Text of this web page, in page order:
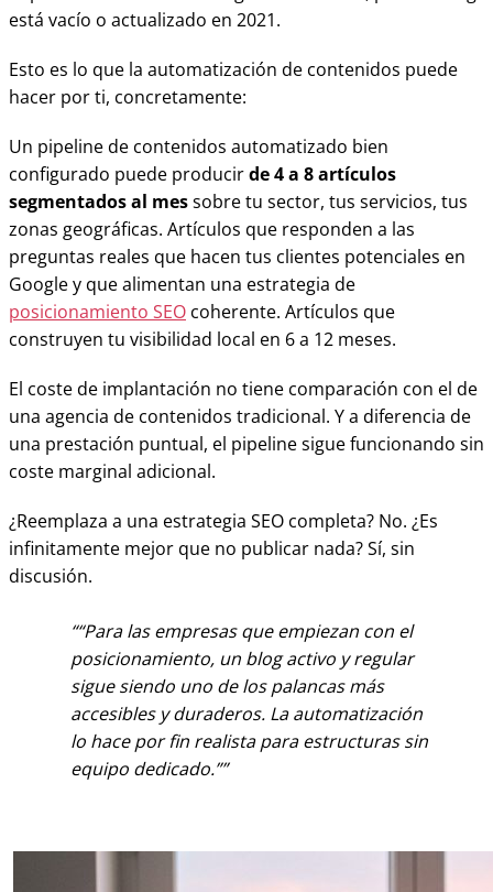
está vacío o actualizado en 2021.
Esto es lo que la automatización de contenidos puede
hacer por ti, concretamente:
Un pipeline de contenidos automatizado bien
configurado puede producirde 4 a 8 artículos
segmentados al messobre tu sector, tus servicios, tus
zonas geográficas. Artículos que responden a las
preguntas reales que hacen tus clientes potenciales en
Google y que alimentan una estrategia de
posicionamiento SEO coherente. Artículos que
construyen tu visibilidad local en 6 a 12 meses.
El coste de implantación no tiene comparación con el de
una agencia de contenidos tradicional. Y a diferencia de
una prestación puntual, el pipeline sigue funcionando sin
coste marginal adicional.
¿Reemplaza a una estrategia SEO completa? No. ¿Es
infinitamente mejor que no publicar nada? Sí, sin
discusión.
“Para las empresas que empiezan con el
posicionamiento, un blog activo y regular
sigue siendo uno de los palancas más
accesibles y duraderos. La automatización
lo hace por fin realista para estructuras sin
equipo dedicado.”